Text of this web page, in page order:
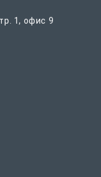
1, офис 9